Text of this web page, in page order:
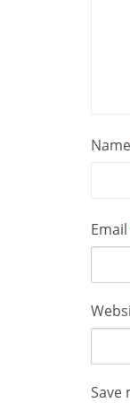
Name
Email
Save